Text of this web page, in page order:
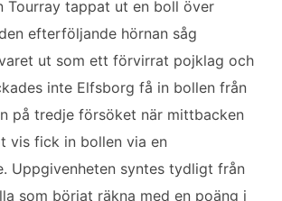
Tourray tappat ut en boll över
efterföljande hörnan såg
ut som ett förvirrat pojklag och
inte Elfsborg få in bollen från
på tredje försöket när mittbacken
vis fick in bollen via en
Uppgivenheten syntes tydligt från
som börjat räkna med en poäng i